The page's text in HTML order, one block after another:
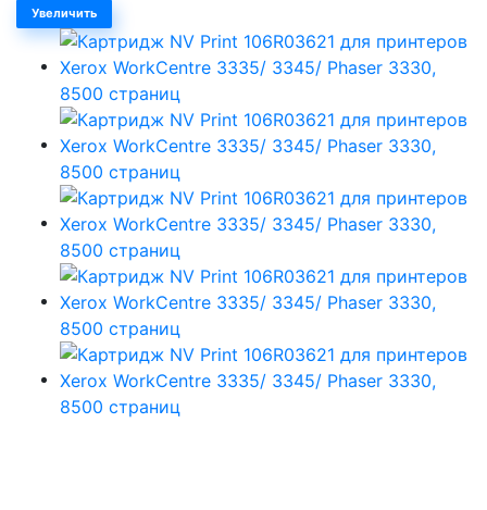
Увеличить